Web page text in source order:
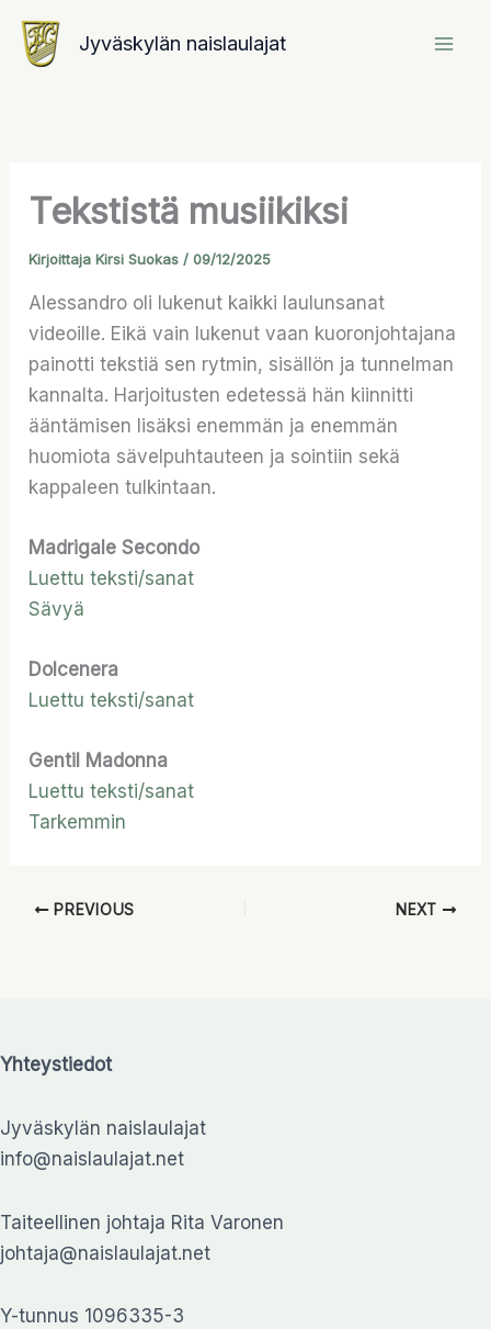
Siirry
sisältöön Jyväskylän naislaulajat
Tekstistä musiikiksi
KirjoittajaKirsi Suokas /09/12/2025
Alessandro oli lukenut kaikki laulunsanat
videoille. Eikä vain lukenut vaan kuoronjohtajana
painotti tekstiä sen rytmin, sisällön ja tunnelman
kannalta. Harjoitusten edetessä hän kiinnitti
ääntämisen lisäksi enemmän ja enemmän
huomiota sävelpuhtauteen ja sointiin sekä
kappaleen tulkintaan.
Madrigale Secondo
Luettu teksti/sanat
Sävyä
Dolcenera
Luettu teksti/sanat
Gentil Madonna
Luettu teksti/sanat
Tarkemmin
PREVIOUS NEXT
Yhteystiedot
Jyväskylän naislaulajat
info@naislaulajat.net
Taiteellinen johtaja Rita Varonen
johtaja@naislaulajat.net
Y-tunnus 1096335-3